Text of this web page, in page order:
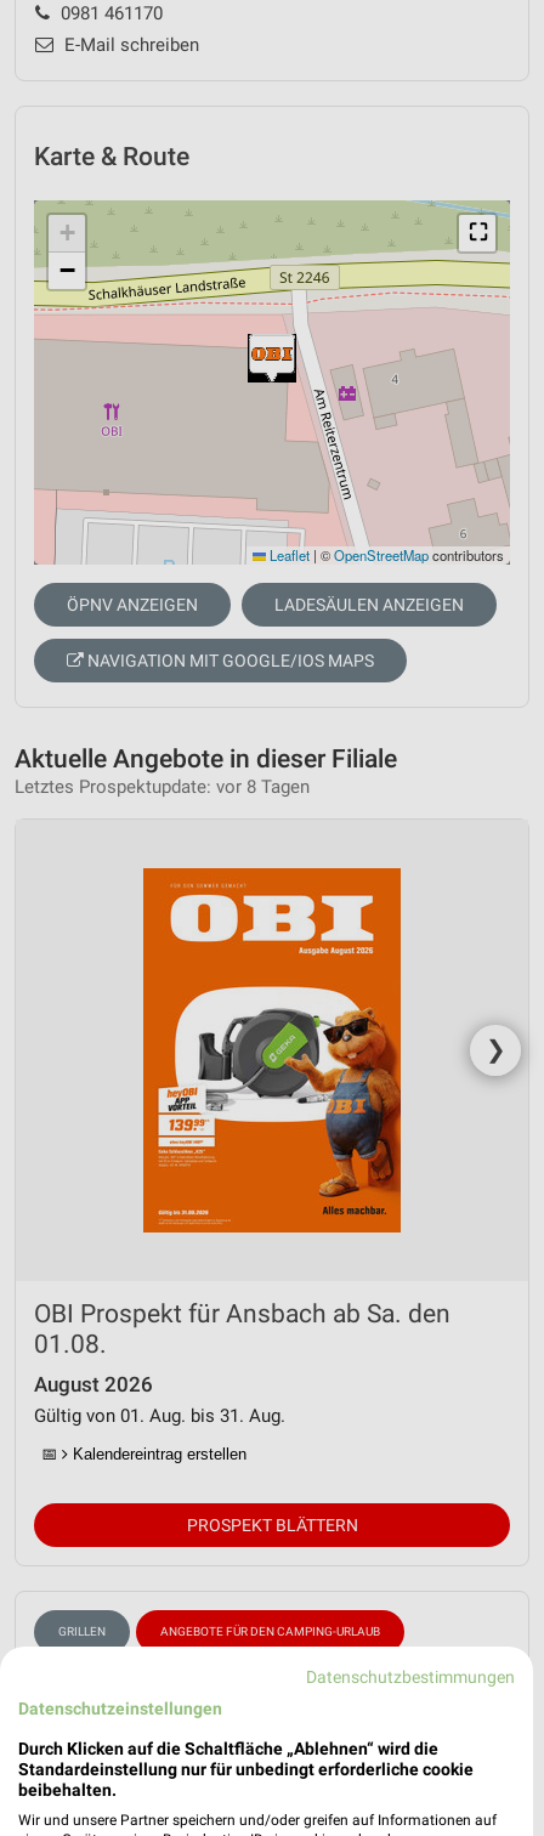
0981 461170
E-Mail schreiben
Karte & Route
⛶
+
−
Leaflet | ©OpenStreetMapcontributors
ÖPNV ANZEIGEN LADESÄULEN ANZEIGEN
NAVIGATION MIT GOOGLE/IOS MAPS
Aktuelle Angebote in dieser Filiale
Letztes Prospektupdate: vor 8 Tagen
❯
OBI Prospekt für Ansbach ab Sa. den
01.08.
August 2026
Gültig von 01. Aug. bis 31. Aug.
📅 Kalendereintrag erstellen
PROSPEKT BLÄTTERN
GRILLEN ANGEBOTE FÜR DEN CAMPING-URLAUB
Datenschutzbestimmungen
Datenschutzeinstellungen
Durch Klicken auf die Schaltfläche „Ablehnen“ wird die
Standardeinstellung nur für unbedingt erforderliche cookie
beibehalten.
Wir und unsere Partner speichern und/oder greifen auf Informationen auf